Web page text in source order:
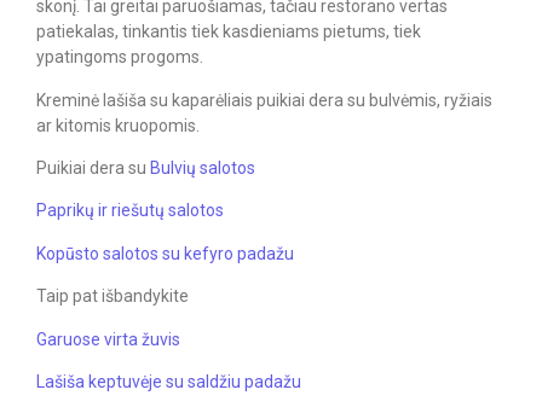
skonį. Tai greitai paruošiamas, tačiau restorano vertas
patiekalas, tinkantis tiek kasdieniams pietums, tiek
ypatingoms progoms.
Kreminė lašiša su kaparėliais puikiai dera su bulvėmis, ryžiais
ar kitomis kruopomis.
Puikiai dera su Bulvių salotos
Paprikų ir riešutų salotos
Kopūsto salotos su kefyro padažu
Taip pat išbandykite
Garuose virta žuvis
Lašiša keptuvėje su saldžiu padažu